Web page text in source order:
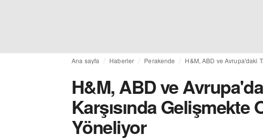
Ana sayfa Haberler Perakende H&M, ABD ve Avrupa'daki
H&M, ABD ve
Karşısında Gelişmekte
Yöneliyor